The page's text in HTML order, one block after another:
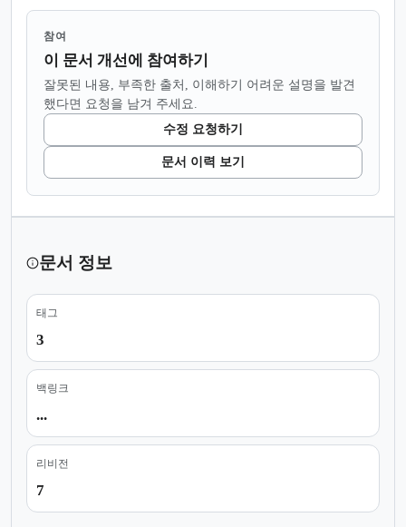
참여
이 문서 개선에 참여하기
잘못된 내용, 부족한 출처, 이해하기 어려운 설명을 발견
했다면 요청을 남겨 주세요.
수정 요청하기
문서 이력 보기
문서 정보
태그
3
백링크
...
리비전
7